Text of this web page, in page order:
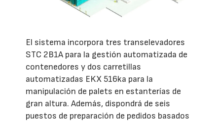
El sistema incorpora tres transelevadores
STC 2B1A para la gestión automatizada de
contenedores y dos carretillas
automatizadas EKX 516ka para la
manipulación de palets en estanterías de
gran altura. Además, dispondrá de seis
puestos de preparación de pedidos basados